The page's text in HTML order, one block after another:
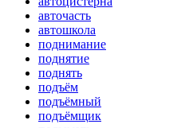
авточасть
автошкола
поднимание
поднятие
поднять
подъём
подъёмный
подъёмщик